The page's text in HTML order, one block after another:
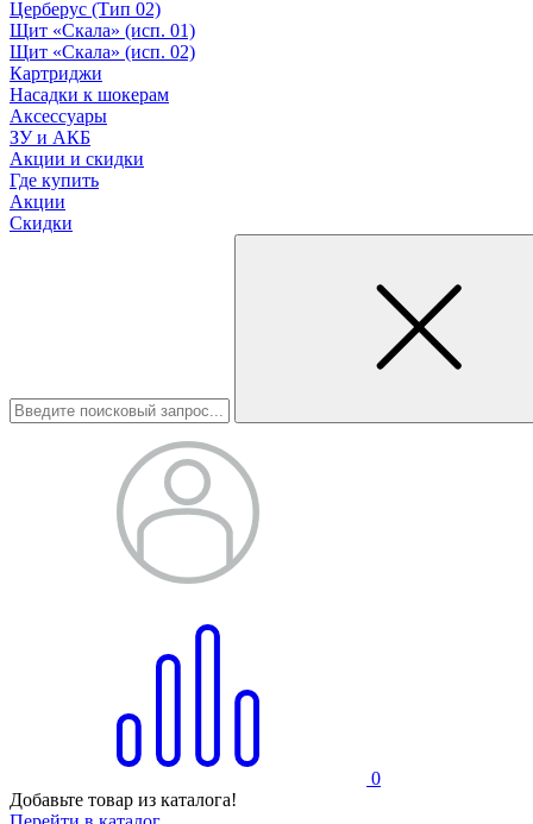
Церберус (Тип 02)
Щит «Скала» (исп. 01)
Щит «Скала» (исп. 02)
Картриджи
Насадки к шокерам
Аксессуары
ЗУ и АКБ
Акции и скидки
Где купить
Акции
Скидки
0
Добавьте товар из каталога!